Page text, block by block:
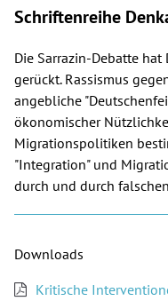
Mitglied werden
Spenden
Kontakt
Schriftenreihe
Die Sarrazin-Debatte
gerückt. Rassismus
angebliche
ökonomischer
Migrationspolitiken
"Integration" und
durch und durch
Downloads
Kritische